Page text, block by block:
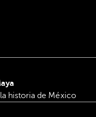
historia de México